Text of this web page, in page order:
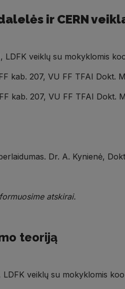
ir CERN
LDFK veiklų su mokyklomis
kab. 207, VU FF TFAI Dokt.
kab. 207, VU FF TFAI
Dr. A. Kynienė,
atskirai.
teoriją
LDFK veiklų su mokyklomis